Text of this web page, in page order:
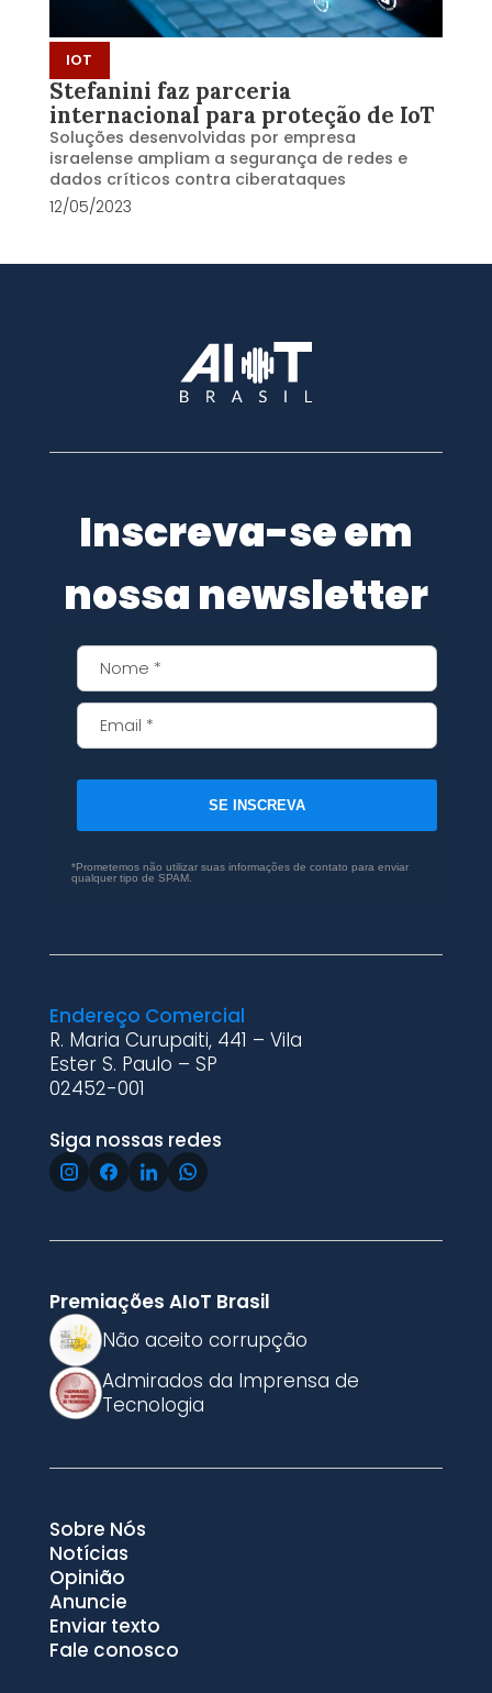
IOT
Stefanini faz parceria
internacional para proteção de IoT
Soluções desenvolvidas por empresa
israelense ampliam a segurança de redes e
dados críticos contra ciberataques
12/05/2023
Inscreva-se em
nossa newsletter
SE INSCREVA
*Prometemos não utilizar suas informações de contato para enviar
qualquer tipo de SPAM.
Endereço Comercial
R. Maria Curupaiti, 441 – Vila
Ester S. Paulo – SP
02452-001
Siga nossas redes
Premiações AIoT Brasil
Não aceito corrupção
Admirados da Imprensa de
Tecnologia
Sobre Nós
Notícias
Opinião
Anuncie
Enviar texto
Fale conosco